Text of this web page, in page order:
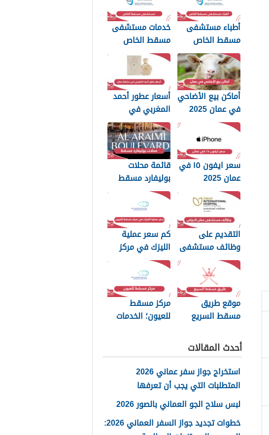
أطباء مستشفى
مسقط الخاص
خدمات مستشفى
مسقط الخاص
أماكن بيع الأضاحي
في عمان 2025
أسعار عطور أحمد
المغربي في
سلطنة عمان 2025
سعر ايفون ١٥ في
عمان 2025
قائمة محلات
بوليفارد مسقط
2025
التقديم على
وظائف مستشفى
عمان الدولي 2025
كم سعر عملية
الليزك في مركز
مسقط للعيون
2025
موقع طريق
مسقط السريع
مركز مسقط
للعيون؛ الخدمات
أحدث المقالات
استخراج جواز سفر عماني 2026
المتطلبات التي يجب أن تعرفها
لبس سلاح الجو العماني بالصور 2026
خطوات تجديد جواز السفر العماني 2026: